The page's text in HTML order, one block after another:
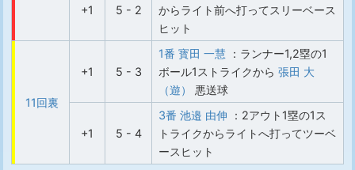
+1 5 - 2
からライト前へ打ってスリーベース
ヒット
11回裏
+1 5 - 3
1番 寳田 一慧 ：ランナー1,2塁の1
ボール1ストライクから 張田 大
（遊）
悪送球
+1 5 - 4
3番 池邉 由伸 ：2アウト1塁の1ス
トライクからライトへ打ってツーベ
ースヒット